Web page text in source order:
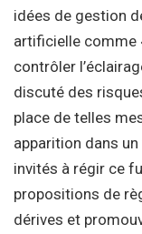
idées de gestion
artificielle comme
contrôler
discuté des
place de telles
apparition dans
invités à régir ce
propositions de
dérives et